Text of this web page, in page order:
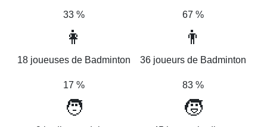
33 % 67 %
👩 👨
18 joueuses de Badminton 36 joueurs de Badminton
17 % 83 %
🧑 🧒